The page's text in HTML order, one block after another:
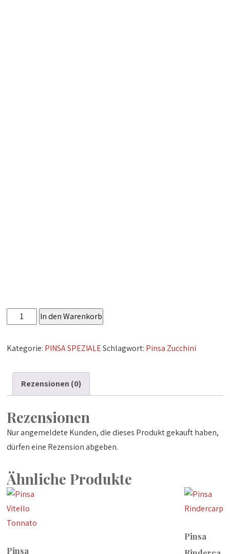
Pinsa
Menge
In den Warenkorb
Kategorie: PINSA SPEZIALE Schlagwort: Pinsa Zucchini
Rezensionen (0)
Rezensionen
Nur angemeldete Kunden, die dieses Produkt gekauft haben,
dürfen eine Rezension abgeben.
Ähnliche Produkte
Pinsa
Pinsa